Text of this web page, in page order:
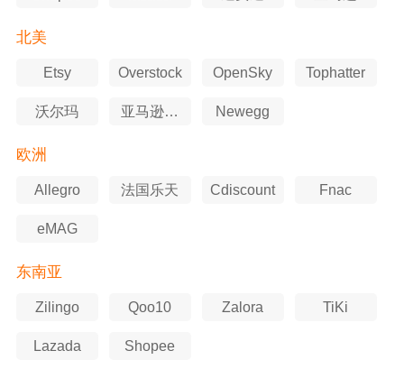
北美
Etsy Overstock OpenSky Tophatter
沃尔玛
亚马逊美
Newegg
欧洲
Allegro 法国乐天 Cdiscount Fnac
eMAG
东南亚
Zilingo Qoo10 Zalora TiKi
Lazada Shopee